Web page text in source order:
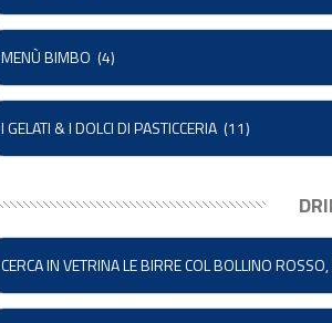
MENÙ BIMBO (4)
I GELATI & I DOLCI DI PASTICCERIA (11)
CERCA IN VETRINA LE BIRRE COL BOLLINO